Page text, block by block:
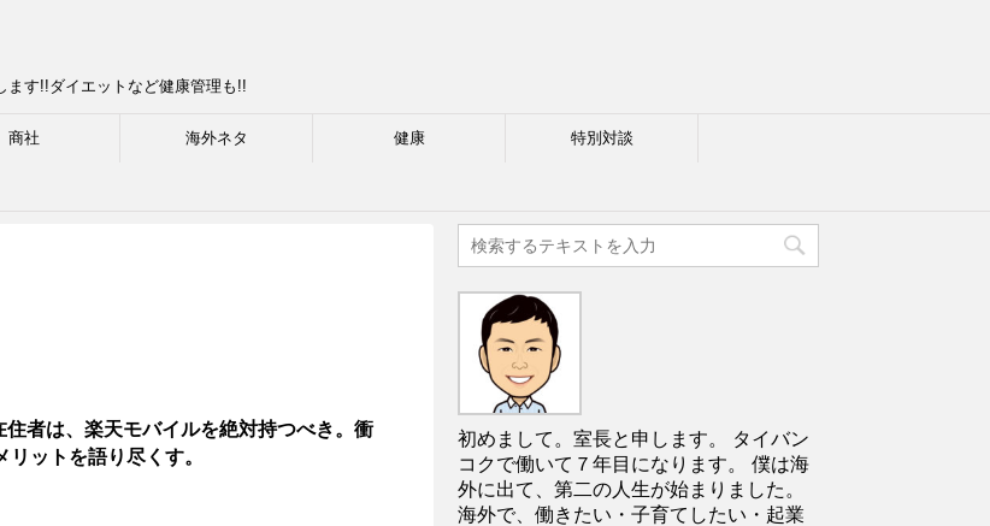
ます!!ダイエットなど健康管理も!!
商社 海外ネタ 健康 特別対談
者は、楽天モバイルを絶対持つべき。衝
ットを語り尽くす。
初めまして。室長と申します。 タイバン
コクで働いて７年目になります。 僕は海
外に出て、第二の人生が始まりました。
海外で、働きたい・子育てしたい・起業